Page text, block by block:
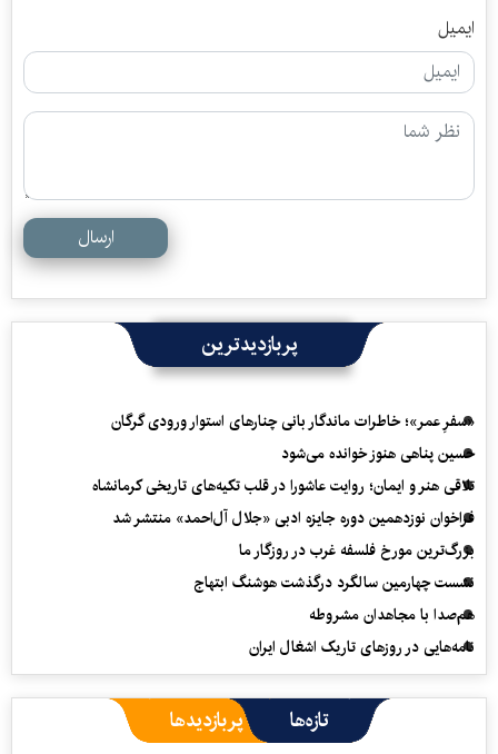
ایمیل
ارسال
پربازدیدترین
«سفرِ عمر»؛ خاطرات ماندگار بانی چنارهای استوار ورودی گرگان
حسین پناهی هنوز خوانده می‌شود
تلاقی هنر و ایمان؛ روایت عاشورا در قلب تکیه‌های تاریخی کرمانشاه
فراخوان نوزدهمین دوره جایزه ادبی «جلال آل‌احمد» منتشر شد
بزرگ‌ترین مورخ فلسفه غرب در روزگار ما
نشست چهارمین سالگرد درگذشت هوشنگ ابتهاج
هم‌صدا با مجاهدان مشروطه
نامه‌هایی در روزهای تاریک اشغال ایران
تازه‌ها پربازدیدها